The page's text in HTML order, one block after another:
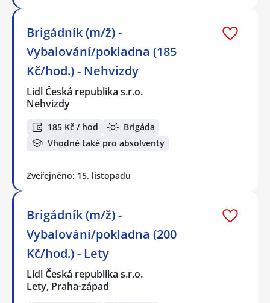
Brigádník (m/ž) -
Vybalování/pokladna (185
Kč/hod.) - Nehvizdy
Lidl Česká republika s.r.o.
Nehvizdy
185 Kč / hod
Brigáda
Vhodné také pro absolventy
Zveřejněno: 15. listopadu
Brigádník (m/ž) -
Vybalování/pokladna (200
Kč/hod.) - Lety
Lidl Česká republika s.r.o.
Lety, Praha-západ